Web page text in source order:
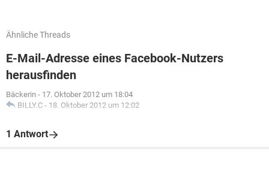
Ähnliche Threads
E-Mail-Adresse eines Facebook-Nutzers
herausfinden
Bäckerin - 17. Oktober 2012 um 18:04
BILLY.C - 18. Oktober 2012 um 12:02
1 Antwort